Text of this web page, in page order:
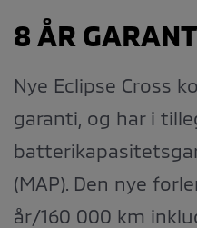
MIN BIL
8 ÅR
Nye Eclipse Cross
garanti, og har i
(MAP). Den nye
år/160 000 km